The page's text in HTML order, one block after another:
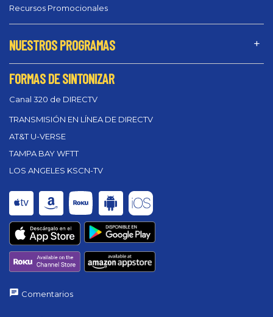
Recursos Promocionales
NUESTROS PROGRAMAS
FORMAS DE SINTONIZAR
Canal 320 de DIRECTV
TRANSMISIÓN EN LÍNEA DE DIRECTV
AT&T U-VERSE
TAMPA BAY WFTT
LOS ANGELES KSCN-TV
Comentarios